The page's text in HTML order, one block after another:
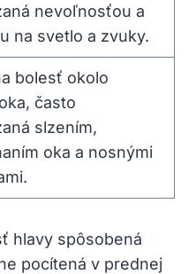
nevoľnosťou a
na svetlo a zvuky.
bolesť okolo
často
slzením,
oka a nosnými
hlavy spôsobená
pocítená v prednej